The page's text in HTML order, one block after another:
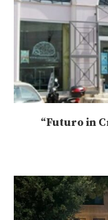
“Futuro in